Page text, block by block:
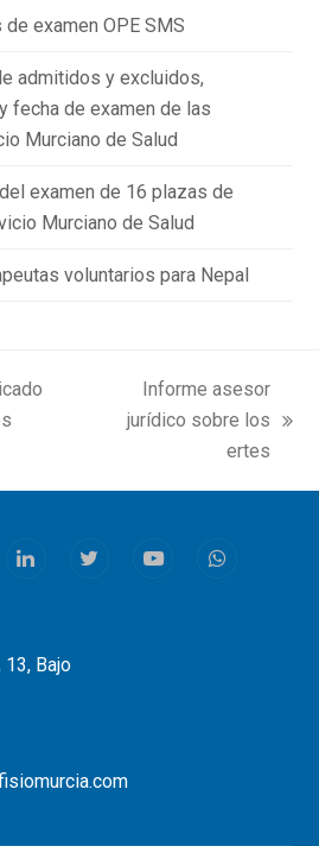
examen OPE SMS
admitidos y excluidos,
fecha de examen de las
Murciano de Salud
examen de 16 plazas de
Murciano de Salud
voluntarios para Nepal
next
Informe asesor
jurídico sobre los
ertes
LinkedInTwitterYoutubeWhatsapp
13, Bajo